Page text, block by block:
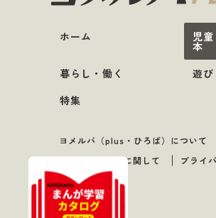
ホーム 児
本
暮らし・働く 遊
特集
ヨメルバ（plus・ひろば）について
著作物のご利用に関して
プライ